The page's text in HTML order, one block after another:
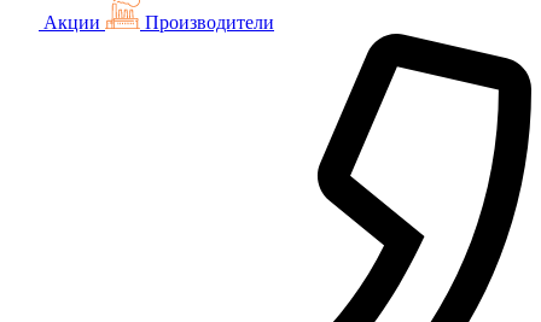
Акции
Производители